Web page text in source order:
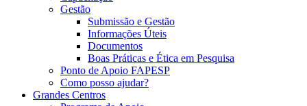
Gestão
Submissão e Gestão
Informações Úteis
Documentos
Boas Práticas e Ética em Pesquisa
Ponto de Apoio FAPESP
Como posso ajudar?
Grandes Centros